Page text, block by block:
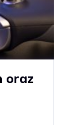
oraz